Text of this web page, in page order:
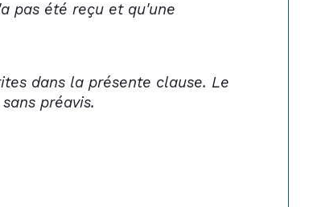
pas été reçu et qu'une
dans la présente clause. Le
préavis.